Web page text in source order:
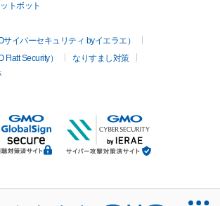
トボット
イバーセキュリティ byイエラエ）
Security）
なりすまし対策